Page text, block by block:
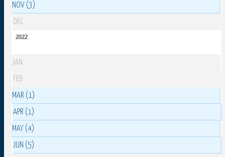
NOV (3)
DEC
2022
JAN
FEB
MAR (1)
APR (1)
MAY (4)
JUN (5)